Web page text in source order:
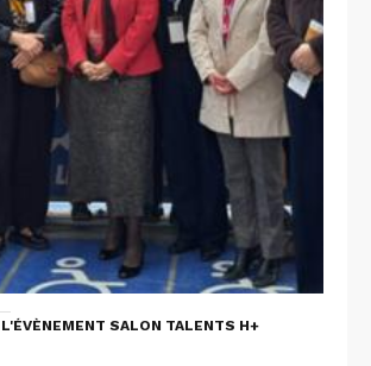
SALON TALENTS H+